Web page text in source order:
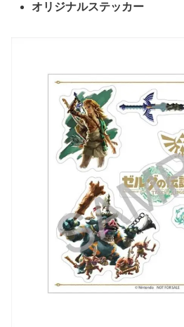
オリジナルステッカー